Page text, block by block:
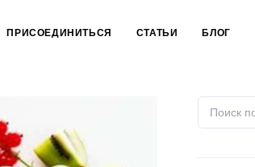
ПРИСОЕДИНИТЬСЯ СТАТЬИ БЛОГ